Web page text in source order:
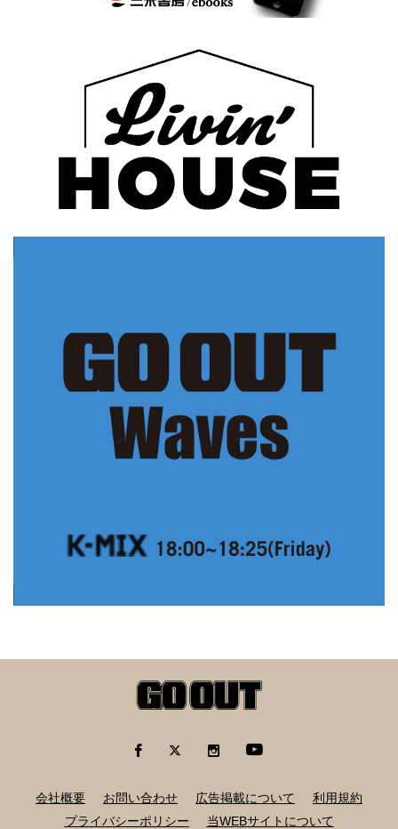
会社概要 お問い合わせ 広告掲載について
利用規約
プライバシーポリシー
当WEBサイトについて